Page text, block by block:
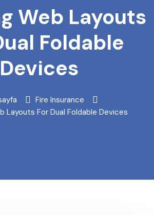
Web Layouts
Foldable
Devices
Fire Insurance
Layouts For Dual Foldable Devices